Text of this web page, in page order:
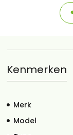
Kenmerken
Merk
Model